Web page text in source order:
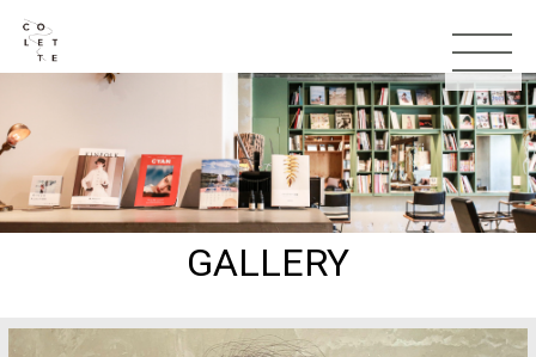
GALLERY